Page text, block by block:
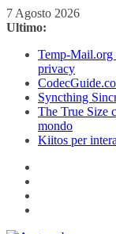
Salta
al
7 Agosto 2026
Ultimo:
Temp-Mail.org
privacy
Syncthing
The True Size
mondo
Kiitos per